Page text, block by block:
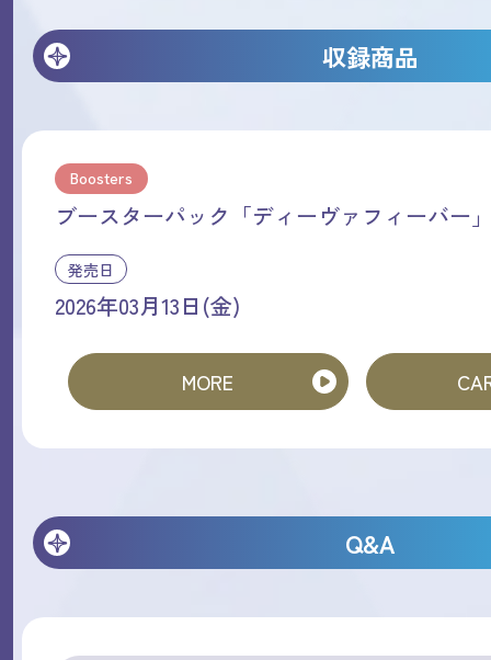
収録商品
Boosters
ブースターパック「ディーヴァフィーバー
発売日
2026年03月13日(金)
MORE
Q&A